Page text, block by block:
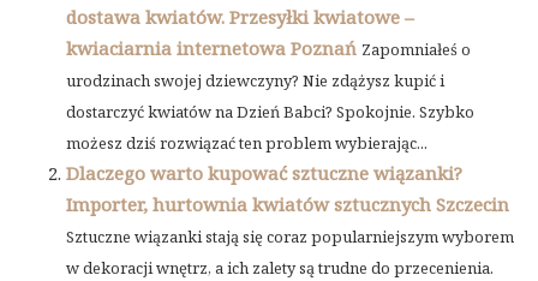
dostawa kwiatów. Przesyłki kwiatowe –
kwiaciarnia internetowa Poznań Zapomniałeś o
urodzinach swojej dziewczyny? Nie zdążysz kupić i
dostarczyć kwiatów na Dzień Babci? Spokojnie. Szybko
możesz dziś rozwiązać ten problem wybierając...
Dlaczego warto kupować sztuczne wiązanki?
Importer, hurtownia kwiatów sztucznych Szczecin
Sztuczne wiązanki stają się coraz popularniejszym wyborem
w dekoracji wnętrz, a ich zalety są trudne do przecenienia.